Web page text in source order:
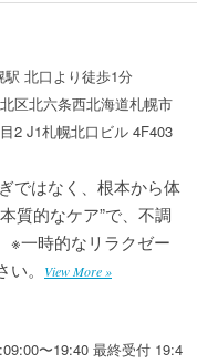
北口より徒歩1分
区北六条西北海道札幌市
2 J1札幌北口ビル 4F403
ではなく、根本から体
質的なケア”で、不調
※一時的なリラクゼー
。
View More »
〜19:40 最終受付 19:4